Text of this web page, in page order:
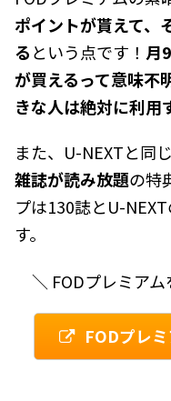
ポイントが貰えて、
るという点です！ 月
が買えるって意味不
きな人は絶対に利用
また、U-NEXTと同じ
雑誌が読み放題の特
プは130誌とU-
す。
＼ FODプレミアム
FODプレ